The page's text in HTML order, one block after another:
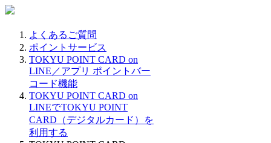
よくあるご質問
ポイントサービス
TOKYU POINT CARD on
LINE／アプリ ポイントバー
コード機能
TOKYU POINT CARD on
LINEでTOKYU POINT
CARD（デジタルカード）を
利用する